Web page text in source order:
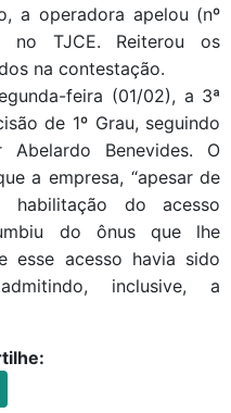
a operadora apelou (nº
no TJCE. Reiterou os
na contestação.
feira (01/02), a 3ª
de 1º Grau, seguindo
Benevides. O
a empresa, “apesar de
do acesso
do ônus que lhe
esse acesso havia sido
inclusive, a